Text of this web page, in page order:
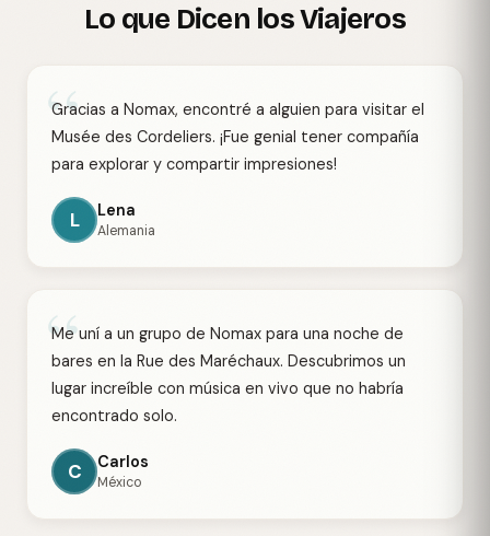
Lo que Dicen los Viajeros
“
Gracias a Nomax, encontré a alguien para visitar el
Musée des Cordeliers. ¡Fue genial tener compañía
para explorar y compartir impresiones!
L Lena
Alemania
“
Me uní a un grupo de Nomax para una noche de
bares en la Rue des Maréchaux. Descubrimos un
lugar increíble con música en vivo que no habría
encontrado solo.
C Carlos
México